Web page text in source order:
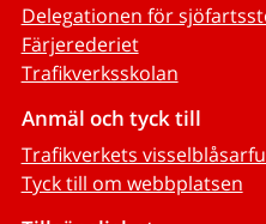
Delegationen för
Färjerederiet
Trafikverksskolan
Anmäl och tyck till
Trafikverkets
Tyck till om webbplatsen